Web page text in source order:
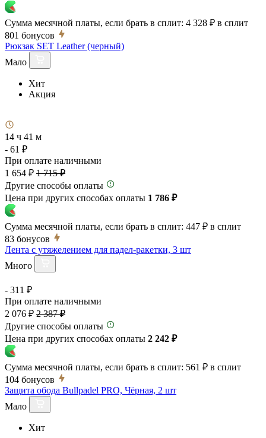
Сумма месячной платы, если брать в сплит: 4 328 ₽ в сплит
801 бонусов
Рюкзак SET Leather (черный)
Мало
Хит
Акция
14 ч 41 м
- 61 ₽
При оплате наличными
1 654 ₽ 1 715 ₽
Другие способы оплаты
Цена при других способах оплаты 1 786 ₽
Сумма месячной платы, если брать в сплит: 447 ₽ в сплит
83 бонусов
Лента с утяжелением для падел-ракетки, 3 шт
Много
- 311 ₽
При оплате наличными
2 076 ₽ 2 387 ₽
Другие способы оплаты
Цена при других способах оплаты 2 242 ₽
Сумма месячной платы, если брать в сплит: 561 ₽ в сплит
104 бонусов
Защита обода Bullpadel PRO, Чёрная, 2 шт
Мало
Хит